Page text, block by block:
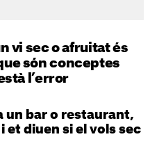
vi sec o afruitat és
són conceptes
l’error
un bar o restaurant,
et diuen si el vols sec